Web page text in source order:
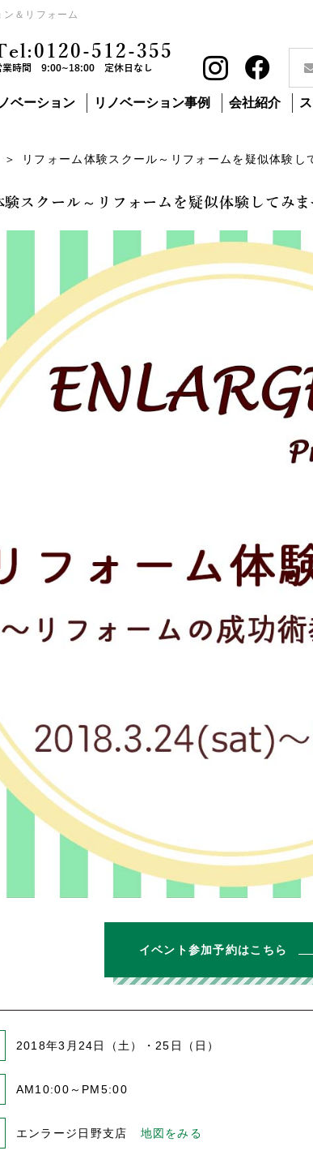
＆リフォーム
512-355
業時間 9:00~18:00 定休日なし
ベーション リノベーション事例 会社紹介
リフォーム体験スクール～リフォームを疑似体験し
験スクール～リフォームを疑似体験してみ
イベント参加予約はこちら
2018年3月24日（土）・25日（日）
AM10:00～PM5:00
エンラージ日野支店 地図をみる